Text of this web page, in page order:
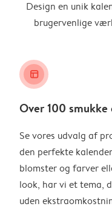
Design en unik
brugervenlige
layout_alt
Over 100 smukke
Se vores udvalg af
den perfekte
blomster og farver
look, har vi et tema,
uden